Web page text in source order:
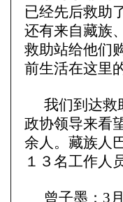
已经先后救助
还有来自藏族
救助站给他们
前生活在这里
我们到达救
政协领导来看
余人。藏族人
１３名工作人
曾子墨：3